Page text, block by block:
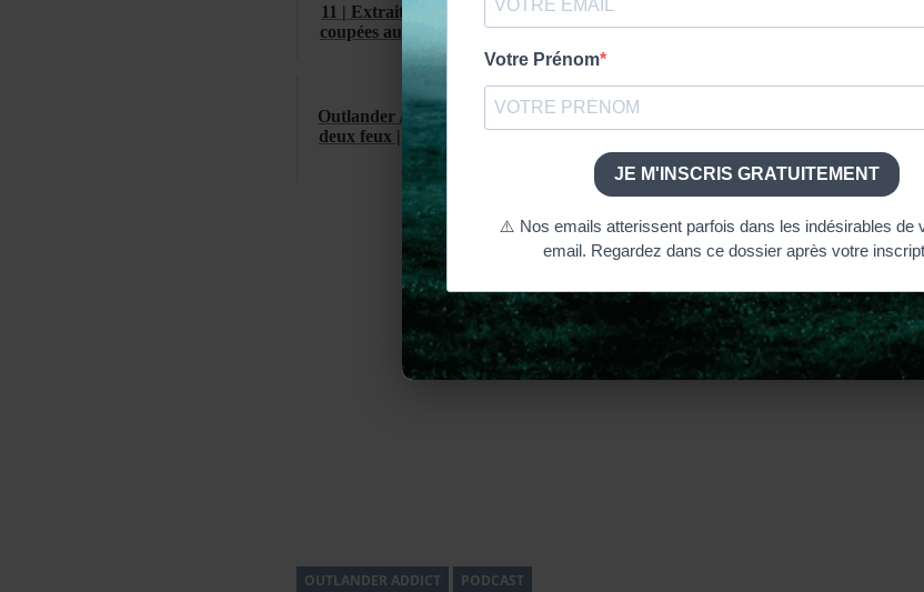
11 | Extraits du scénario | Scènes
coupées au montage | Le Pain du
Fut...
Outlander Addict | S5E02 | Entre
deux feux | Autour de l'Episode 2
(Saison 5)
Men in Kilts saison 1 | Épisode 6 |
L'Écosse par les routes, les airs et la
mer | Scotland by land, ...
OUTLANDER ADDICT PODCAST